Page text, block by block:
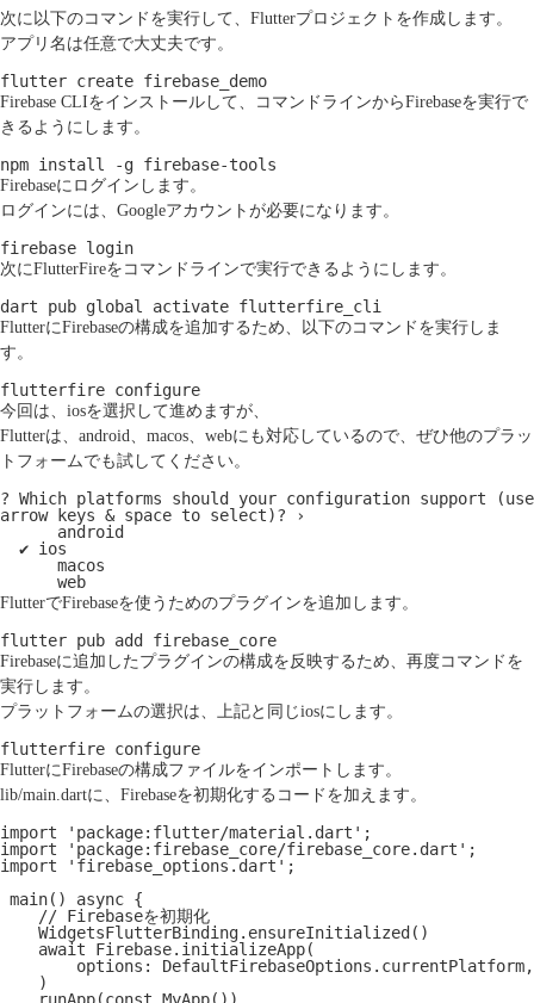
次に以下のコマンドを実行して、Flutterプロジェクトを作成します。
アプリ名は任意で大丈夫です。
flutter create firebase_demo
Firebase CLIをインストールして、コマンドラインからFirebaseを実行で
きるようにします。
npm install -g firebase-tools
Firebaseにログインします。
ログインには、Googleアカウントが必要になります。
firebase login
次にFlutterFireをコマンドラインで実行できるようにします。
dart pub global activate flutterfire_cli
FlutterにFirebaseの構成を追加するため、以下のコマンドを実行しま
す。
flutterfire configure
今回は、 iosを選択して進めますが、
Flutterは、android、macos、webにも対応しているので、ぜひ他のプラッ
トフォームでも試してください。
? Which platforms should your configuration support (use
arrow keys & space to select)? ›
      web
FlutterでFirebaseを使うためのプラグインを追加します。
flutter pub add firebase_core
Firebaseに追加したプラグインの構成を反映するため、再度コマンドを
実行します。
プラットフォームの選択は、上記と同じiosにします。
flutterfire configure
FlutterにFirebaseの構成ファイルをインポートします。
lib/main.dartに、Firebaseを初期化するコードを加えます。
import 'package:flutter/material.dart';
import 'package:firebase_core/firebase_core.dart';
import 'firebase_options.dart';